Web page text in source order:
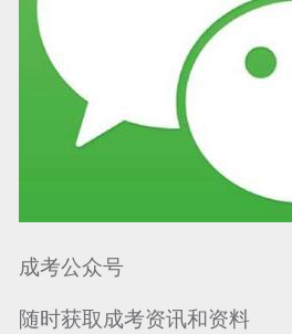
可信网站信用评 网络警察提醒你
成考公众号
随时获取成考资讯和资料